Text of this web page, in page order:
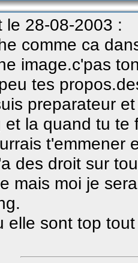
le 28-08-2003 :
comme ca
image.c'pas
tes
preparateur
la quand tu
t'emmener
des droit sur
mais moi je
elle sont top